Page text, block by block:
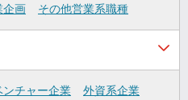
企画 その他営業系職種
ンチャー企業
外資系企業